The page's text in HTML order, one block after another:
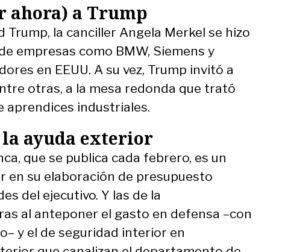
ahora) a Trump
la canciller Angela Merkel se hizo
empresas como BMW, Siemens y
en EEUU. A su vez, Trump invitó a
otras, a la mesa redonda que trató
aprendices industriales.
la ayuda exterior
que se publica cada febrero, es un
en su elaboración de presupuesto
del ejecutivo. Y las de la
al anteponer el gasto en defensa –con
y el de seguridad interior en